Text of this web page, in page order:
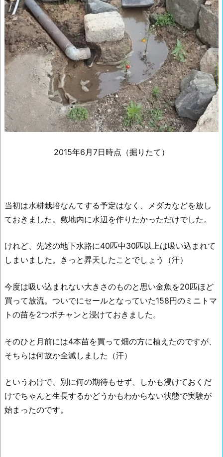
2015年6月7日時点（掘りたて）
当初は水耕栽培なんてする予定はなく、メダカなどを放し
ておきました。敷地内に水辺を作りたかっただけでした。
けれど、先述の地下水路に40匹中30匹以上は吸い込まれて
しまいました。きっと昇天したことでしょう（汗）
今度は吸い込まれない大きさのものと思い金魚を20匹ほど
買って放流。ついでにセールとなっていた158円のミニトマ
トの苗を2つポチャンと浸けておきました。
そのひと月前には4本苗を買って畑の方に植えたのですが、
そちらは何故か全滅しました（汗）
というわけで、別に何の期待もせず、しかも浸けておくだ
けでちゃんと生長するかどうかもわからない状態で実験が
始まったのです。